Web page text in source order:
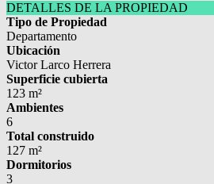
DETALLES DE LA PROPIEDAD
Tipo de Propiedad
Departamento
Ubicación
Victor Larco Herrera
Superficie cubierta
123 m²
Ambientes
6
Total construido
127 m²
Dormitorios
3